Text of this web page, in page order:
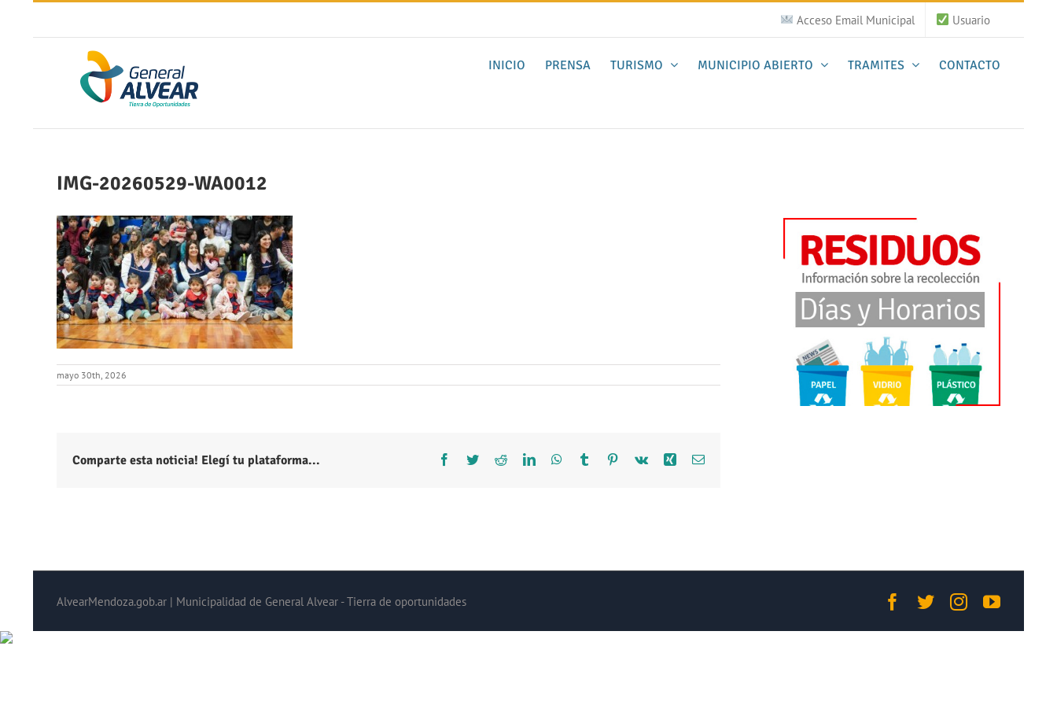
contenido
Acceso Email Municipal Usuario
INICIO PRENSA TURISMO MUNICIPIO ABIERTO TRAMITES CONTACTO
IMG-20260529-WA0012
mayo 30th, 2026
Comparte esta noticia! Elegí tu plataforma... Facebook
TwitterRedditLinkedInWhatsApp
Tumblr Pinterest
Vk Xing Correo
AlvearMendoza.gob.ar | Municipalidad de General Alvear - Tierra de oportunidades Facebook
TwitterInstagram